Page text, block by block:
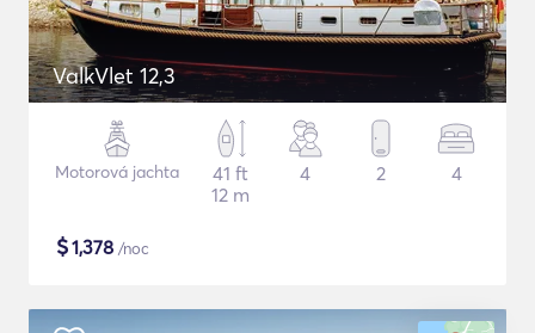
ValkVlet 12,3
Motorová jachta
41 ft
12 m
4 2 4
$1,378 /noc